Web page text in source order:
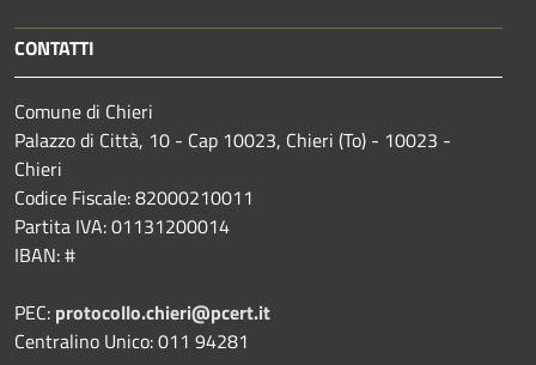
CONTATTI
Comune di Chieri
Palazzo di Città, 10 - Cap 10023, Chieri (To) - 10023 -
Chieri
Codice Fiscale: 82000210011
Partita IVA: 01131200014
IBAN: #
PEC: protocollo.chieri@pcert.it
Centralino Unico: 011 94281